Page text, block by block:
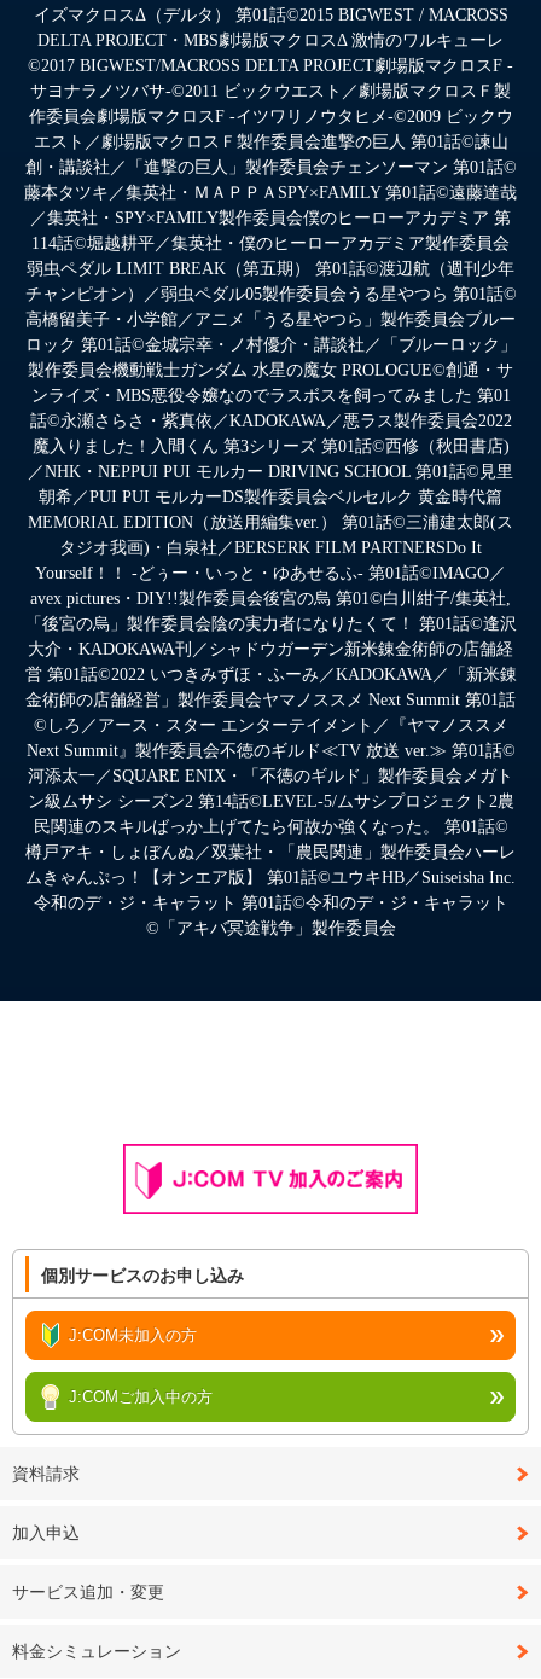
イズマクロスΔ（デルタ） 第01話©2015 BIGWEST / MACROSS
DELTA PROJECT ・MBS劇場版マクロスΔ 激情のワルキューレ
©2017 BIGWEST/MACROSS DELTA PROJECT劇場版マクロスF -
サヨナラノツバサ-©2011 ビックウエスト／劇場版マクロスＦ製
作委員会劇場版マクロスF -イツワリノウタヒメ-©2009 ビックウ
エスト／劇場版マクロスＦ製作委員会進撃の巨人 第01話©諫山
創・講談社／「進撃の巨人」製作委員会チェンソーマン 第01話©
藤本タツキ／集英社・ＭＡＰＰＡSPY×FAMILY 第01話©遠藤達哉
／集英社・SPY×FAMILY製作委員会僕のヒーローアカデミア 第
114話©堀越耕平／集英社・僕のヒーローアカデミア製作委員会
弱虫ペダル LIMIT BREAK（第五期） 第01話©渡辺航（週刊少年
チャンピオン）／弱虫ペダル05製作委員会うる星やつら 第01話©
高橋留美子・小学館／アニメ「うる星やつら」製作委員会ブルー
ロック 第01話©金城宗幸・ノ村優介・講談社／「ブルーロック」
製作委員会機動戦士ガンダム 水星の魔女 PROLOGUE©創通・サ
ンライズ・MBS悪役令嬢なのでラスボスを飼ってみました 第01
話©永瀬さらさ・紫真依／KADOKAWA／悪ラス製作委員会2022
魔入りました！入間くん 第3シリーズ 第01話©西修（秋田書店)
／NHK・NEPPUI PUI モルカー DRIVING SCHOOL 第01話©見里
朝希／PUI PUI モルカーDS製作委員会ベルセルク 黄金時代篇
MEMORIAL EDITION（放送用編集ver.） 第01話©三浦建太郎(ス
タジオ我画)・白泉社／BERSERK FILM PARTNERSDo It
Yourself！！ -どぅー・いっと・ゆあせるふ- 第01話©IMAGO／
avex pictures・DIY!!製作委員会後宮の烏 第01©白川紺子/集英社,
「後宮の烏」製作委員会陰の実力者になりたくて！ 第01話©逢沢
大介・KADOKAWA刊／シャドウガーデン新米錬金術師の店舗経
営 第01話©2022 いつきみずほ・ふーみ／KADOKAWA／「新米錬
金術師の店舗経営」製作委員会ヤマノススメ Next Summit 第01話
©しろ／アース・スター エンターテイメント／『ヤマノススメ
Next Summit』製作委員会不徳のギルド≪TV 放送 ver.≫ 第01話©
河添太一／SQUARE ENIX・「不徳のギルド」製作委員会メガト
ン級ムサシ シーズン2 第14話©LEVEL-5/ムサシプロジェクト2農
民関連のスキルばっか上げてたら何故か強くなった。 第01話©
樽戸アキ・しょぼんぬ／双葉社・「農民関連」製作委員会ハーレ
ムきゃんぷっ！【オンエア版】 第01話©ユウキHB／Suiseisha Inc.
令和のデ・ジ・キャラット 第01話©令和のデ・ジ・キャラット
©「アキバ冥途戦争」製作委員会
個別サービスのお申し込み
J:COM未加入の方
J:COMご加入中の方
資料請求
加入申込
サービス追加・変更
料金シミュレーション